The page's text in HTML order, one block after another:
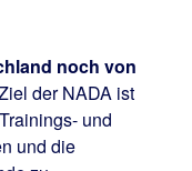
noch von
der NADA ist
und
und die